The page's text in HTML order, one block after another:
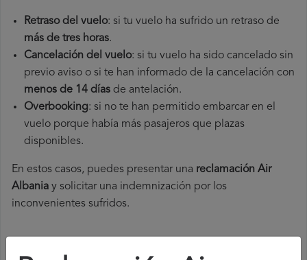
Retraso del vuelo: si tu vuelo ha sufrido un retraso de
más de tres horas.
Cancelación del vuelo: si tu vuelo ha sido cancelado sin
previo aviso o si te han informado de la cancelación con
menos de 14 días de antelación.
Overbooking: si no te han permitido embarcar en el
vuelo porque había más pasajeros que plazas
disponibles.
En estos casos, puedes presentar una reclamación Air
Albania​ y solicitar una indemnización por los
inconvenientes sufridos.
¿Cómo presentar una reclamación